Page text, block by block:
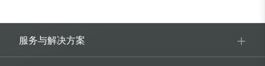
服务与解决方案